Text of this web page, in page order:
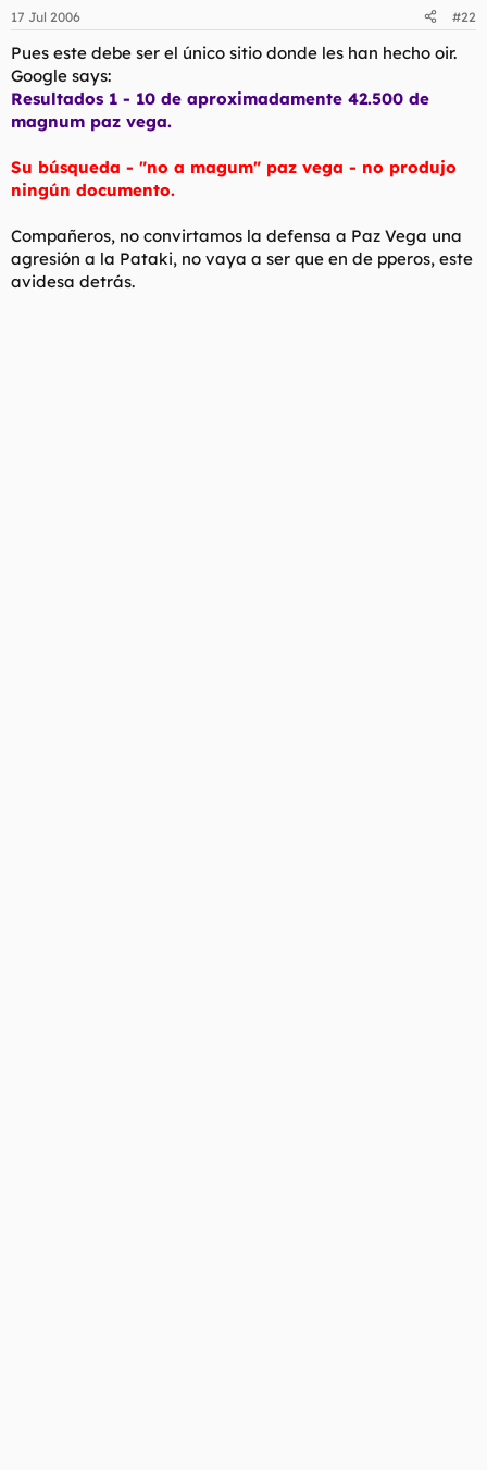
17 Jul 2006 #22
Pues este debe ser el único sitio donde les han hecho oir.
Google says:
Resultados 1 - 10 de aproximadamente 42.500 de
magnum paz vega.
Su búsqueda - "no a magum" paz vega - no produjo
ningún documento.
Compañeros, no convirtamos la defensa a Paz Vega una
agresión a la Pataki, no vaya a ser que en de pperos, este
avidesa detrás.